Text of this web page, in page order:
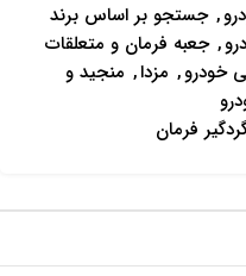
, جستجو بر اساس برند
, جعبه فرمان و متعلقات
خودرو, مزدا, منجید و
فرمان